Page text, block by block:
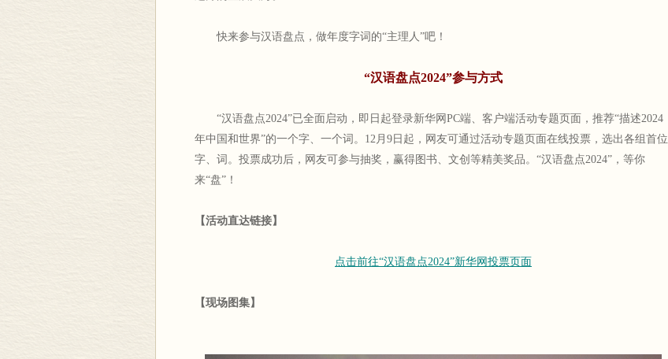
快来参与汉语盘点，做年度字词的“主理人”吧！
“汉语盘点2024”参与方式
“汉语盘点2024”已全面启动，即日起登录新华网PC端、客户端活动专题页面，推荐“描述2024
年中国和世界”的一个字、一个词。12月9日起，网友可通过活动专题页面在线投票，选出各组首位
字、词。投票成功后，网友可参与抽奖，赢得图书、文创等精美奖品。“汉语盘点2024”，等你
来“盘”！
【活动直达链接】
点击前往“汉语盘点2024”新华网投票页面
【现场图集】